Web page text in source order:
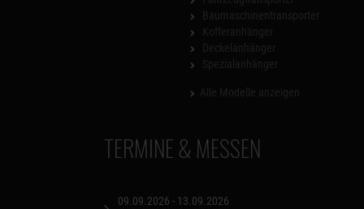
TERMINE & MESSEN
09.09.2026 - 13.09.2026